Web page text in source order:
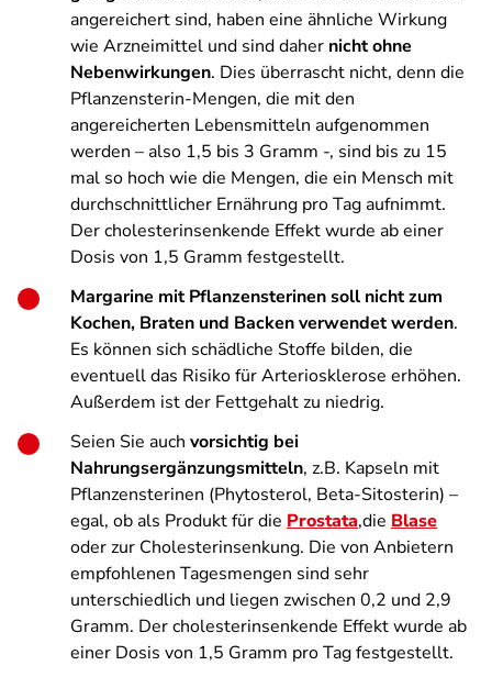
angereichert sind, haben eine ähnliche Wirkung
wie Arzneimittel und sind daher nicht ohne
Nebenwirkungen. Dies überrascht nicht, denn die
Pflanzensterin-Mengen, die mit den
angereicherten Lebensmitteln aufgenommen
werden – also 1,5 bis 3 Gramm -, sind bis zu 15
mal so hoch wie die Mengen, die ein Mensch mit
durchschnittlicher Ernährung pro Tag aufnimmt.
Der cholesterinsenkende Effekt wurde ab einer
Dosis von 1,5 Gramm festgestellt.
Margarine mit Pflanzensterinen soll nicht zum
Kochen, Braten und Backen verwendet werden.
Es können sich schädliche Stoffe bilden, die
eventuell das Risiko für Arteriosklerose erhöhen.
Außerdem ist der Fettgehalt zu niedrig.
Seien Sie auch vorsichtig bei
Nahrungsergänzungsmitteln, z.B. Kapseln mit
Pflanzensterinen (Phytosterol, Beta-Sitosterin) –
egal, ob als Produkt für die Prostata,die Blase
oder zur Cholesterinsenkung. Die von Anbietern
empfohlenen Tagesmengen sind sehr
unterschiedlich und liegen zwischen 0,2 und 2,9
Gramm. Der cholesterinsenkende Effekt wurde ab
einer Dosis von 1,5 Gramm pro Tag festgestellt.